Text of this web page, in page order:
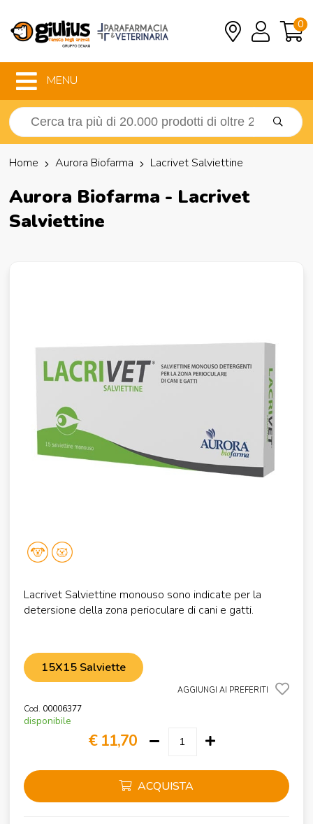
0
MENU
Home Aurora Biofarma Lacrivet Salviettine
Aurora Biofarma - Lacrivet
Salviettine
Lacrivet Salviettine monouso sono indicate per la
detersione della zona perioculare di cani e gatti.
15X15 Salviette
AGGIUNGI AI PREFERITI
Cod. 00006377
disponibile
€ 11,70
ACQUISTA